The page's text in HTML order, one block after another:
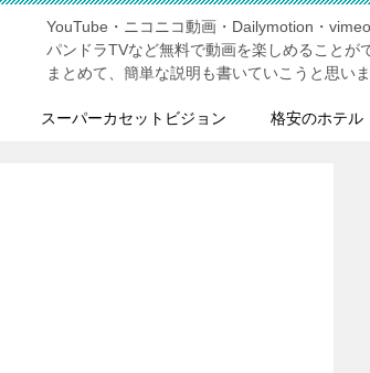
YouTube・ニコニコ動画・Dailymotion・
パンドラTVなど無料で動画を楽しめることが
まとめて、簡単な説明も書いていこうと思いま
スーパーカセットビジョン 格安のホテル